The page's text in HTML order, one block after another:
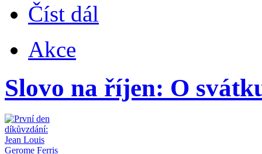
Číst dál
Akce
Slovo na říjen: O